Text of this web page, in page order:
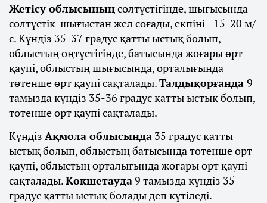
Жетісу облысыныңсолтүстігінде, шығысында
солтүстік-шығыстан жел соғады, екпіні - 15-20 м/
с. Күндіз 35-37 градус қатты ыстық болып,
облыстың оңтүстігінде, батысында жоғары өрт
қаупі, облыстың шығысында, орталығында
төтенше өрт қаупі сақталады.Талдықорғанда 9
тамызда күндіз 35-36 градус қатты ыстық болып,
төтенше өрт қаупі сақталады.
Күндіз Ақмола облысында 35 градус қатты
ыстық болып, облыстың батысында төтенше өрт
қаупі, облыстың орталығында жоғары өрт қаупі
сақталады.Көкшетауда9 тамызда күндіз 35
градус қатты ыстық болады деп күтіледі.